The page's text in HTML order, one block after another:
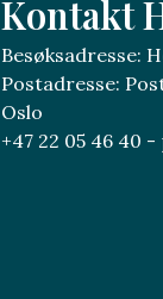
Kontakt
Besøksadresse:
Postadresse:
Oslo
+47 22 05 46 40